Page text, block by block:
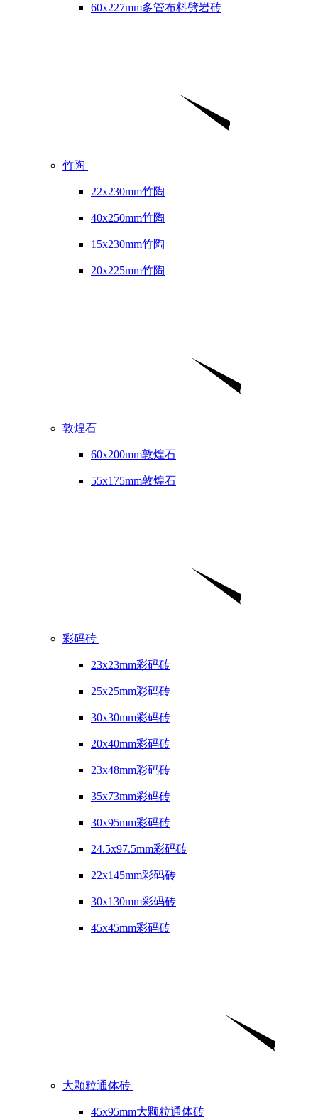
60x227mm多管布料劈岩砖
竹陶
22x230mm竹陶
40x250mm竹陶
15x230mm竹陶
20x225mm竹陶
敦煌石
60x200mm敦煌石
55x175mm敦煌石
彩码砖
23x23mm彩码砖
25x25mm彩码砖
30x30mm彩码砖
20x40mm彩码砖
23x48mm彩码砖
35x73mm彩码砖
30x95mm彩码砖
24.5x97.5mm彩码砖
22x145mm彩码砖
30x130mm彩码砖
45x45mm彩码砖
大颗粒通体砖
45x95mm大颗粒通体砖